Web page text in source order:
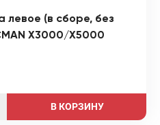
левое (в сборе, без
X3000/X5000
В КОРЗИНУ